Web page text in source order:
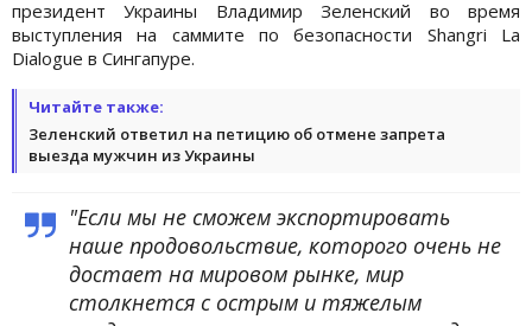
президент Украины Владимир Зеленский во время
выступления на саммите по безопасности Shangri La
Dialogue в Сингапуре.
Читайте также:
Зеленский ответил на петицию об отмене запрета
выезда мужчин из Украины
"Если мы не сможем экспортировать
наше продовольствие, которого очень не
достает на мировом рынке, мир
столкнется с острым и тяжелым